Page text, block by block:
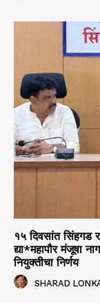
१५ दिवसांत सिंहगड
द्या*महापौर मंजूषा
नियुक्तीचा निर्णय
SHARAD